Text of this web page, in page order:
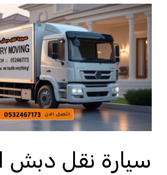
سيارة نقل دبش
سيارة
نقل
دبش
العروس
الطائف
–
0532467173